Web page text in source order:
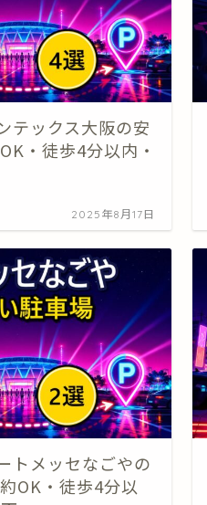
テックス大阪の安
・徒歩4分以内・
2025年8月17日
トメッセなごやの
OK・徒歩4分以